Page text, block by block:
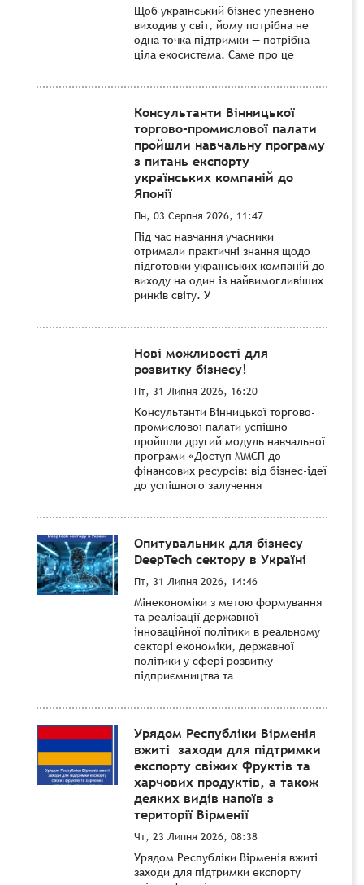
Щоб український бізнес упевнено
виходив у світ, йому потрібна не
одна точка підтримки — потрібна
ціла екосистема. Саме про це
Консультанти Вінницької
торгово-промислової палати
пройшли навчальну програму
з питань експорту
українських компаній до
Японії
Пн, 03 Серпня 2026, 11:47
Під час навчання учасники
отримали практичні знання щодо
підготовки українських компаній до
виходу на один із найвимогливіших
ринків світу. У
Нові можливості для
розвитку бізнесу!
Пт, 31 Липня 2026, 16:20
Консультанти Вінницької торгово-
промислової палати успішно
пройшли другий модуль навчальної
програми «Доступ ММСП до
фінансових ресурсів: від бізнес-ідеї
до успішного залучення
Опитувальник для бізнесу
DeepTech сектору в Україні
Пт, 31 Липня 2026, 14:46
Мінекономіки з метою формування
та реалізації державної
інноваційної політики в реальному
секторі економіки, державної
політики у сфері розвитку
підприємництва та
Урядом Республіки Вірменія
вжиті заходи для підтримки
експорту свіжих фруктів та
харчових продуктів, а також
деяких видів напоїв з
території Вірменії
Чт, 23 Липня 2026, 08:38
Урядом Республіки Вірменія вжиті
заходи для підтримки експорту